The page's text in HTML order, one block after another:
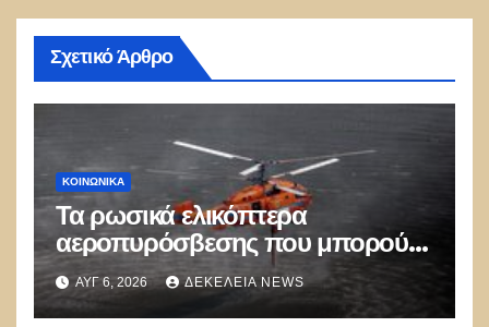
Σχετικό Άρθρο
ΚΟΙΝΩΝΙΚΑ
Τα ρωσικά ελικόπτερα
αεροπυρόσβεσης που μπορούν
να ρίχνουν 5 τόνους νερού με 8
μποφόρ
ΑΥΓ 6, 2026 ΔΕΚΈΛΕΙΑ NEWS